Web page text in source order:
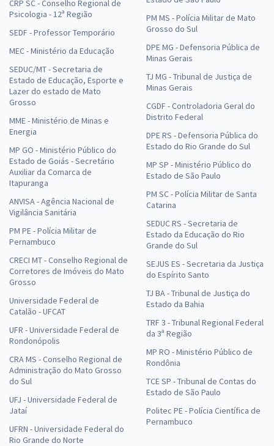
CRP SC - Conselho Regional de
Psicologia - 12ª Região
SEDF - Professor Temporário
MEC - Ministério da Educação
SEDUC/MT - Secretaria de
Estado de Educação, Esporte e
Lazer do estado de Mato
Grosso
MME - Ministério de Minas e
Energia
MP GO - Ministério Público do
Estado de Goiás - Secretário
Auxiliar da Comarca de
Itapuranga
ANVISA - Agência Nacional de
Vigilância Sanitária
PM PE - Polícia Militar de
Pernambuco
CRECI MT - Conselho Regional de
Corretores de Imóveis do Mato
Grosso
Universidade Federal de
Catalão - UFCAT
UFR - Universidade Federal de
Rondonópolis
CRA MS - Conselho Regional de
Administração do Mato Grosso
do Sul
UFJ - Universidade Federal de
Jataí
UFRN - Universidade Federal do
Rio Grande do Norte
PM MS - Polícia Militar de Mato
Grosso do Sul
DPE MG - Defensoria Pública de
Minas Gerais
TJ MG - Tribunal de Justiça de
Minas Gerais
CGDF - Controladoria Geral do
Distrito Federal
DPE RS - Defensoria Pública do
Estado do Rio Grande do Sul
MP SP - Ministério Público do
Estado de São Paulo
PM SC - Polícia Militar de Santa
Catarina
SEDUC RS - Secretaria de
Estado da Educação do Rio
Grande do Sul
SEJUS ES - Secretaria da Justiça
do Espírito Santo
TJ BA - Tribunal de Justiça do
Estado da Bahia
TRF 3 - Tribunal Regional Federal
da 3ª Região
MP RO - Ministério Público de
Rondônia
TCE SP - Tribunal de Contas do
Estado de São Paulo
Politec PE - Polícia Científica de
Pernambuco